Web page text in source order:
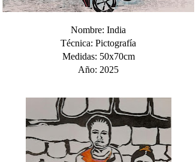
Nombre: India
Técnica: Pictografía
Medidas: 50x70cm
Año: 2025